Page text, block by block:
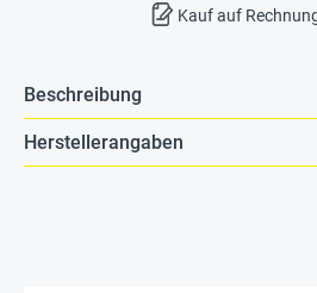
Kauf auf
Beschreibung
Herstellerangaben